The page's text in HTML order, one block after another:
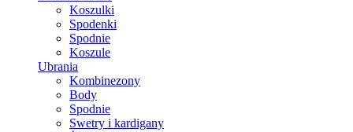
Koszulki
Spodenki
Spodnie
Koszule
Ubrania
Kombinezony
Body
Spodnie
Swetry i kardigany